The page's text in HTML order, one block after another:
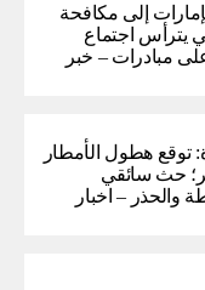
إلى مكافحة
يترأس اجتماع
مبادرات – خبر
توقع هطول الأمطار
حتى 9 أكتوبر؛ حث سائقي
والحذر – اخبار